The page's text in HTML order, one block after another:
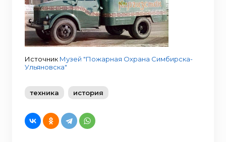
Источник Музей "Пожарная Охрана Симбирска-
Ульяновска"
техника история